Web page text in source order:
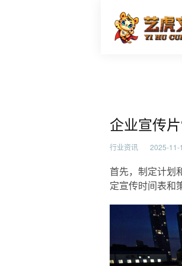
企业宣
企业宣传
行业资讯 2025-11-
首先，制定计划
定宣传时间表和